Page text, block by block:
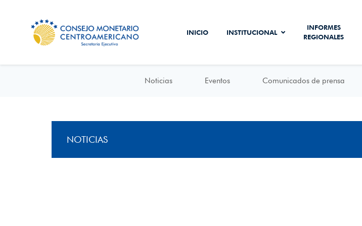
INICIO INSTITUCIONAL
INFORMES
REGIONALES
Noticias Eventos Comunicados de prensa
NOTICIAS